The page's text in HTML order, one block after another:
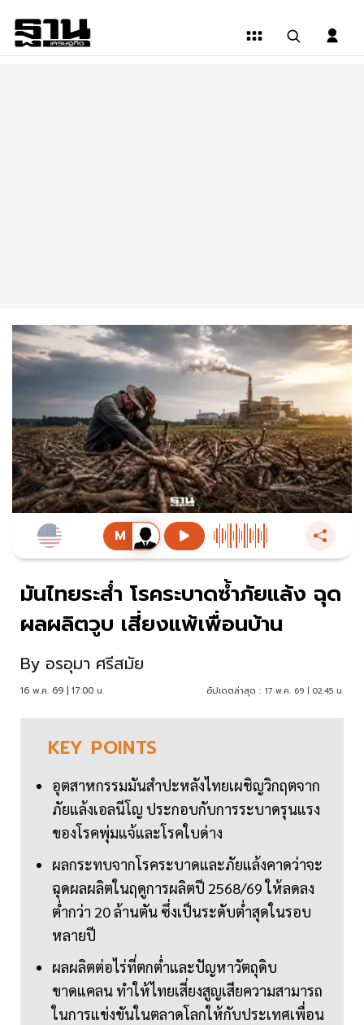
มันไทยระส่ำ โรคระบาดซ้ำภัยแล้ง ฉุด
ผลผลิตวูบ เสี่ยงแพ้เพื่อนบ้าน
By อรอุมา ศรีสมัย
16 พ.ค. 69 | 17:00 น. อัปเดตล่าสุด : 17 พ.ค. 69 | 02:45 น.
KEY POINTS
อุตสาหกรรมมันสำปะหลังไทยเผชิญวิกฤตจาก
ภัยแล้งเอลนีโญ ประกอบกับการระบาดรุนแรง
ของโรคพุ่มแจ้และโรคใบด่าง
ผลกระทบจากโรคระบาดและภัยแล้งคาดว่าจะ
ฉุดผลผลิตในฤดูการผลิตปี 2568/69 ให้ลดลง
ต่ำกว่า 20 ล้านตัน ซึ่งเป็นระดับต่ำสุดในรอบ
หลายปี
ผลผลิตต่อไร่ที่ตกต่ำและปัญหาวัตถุดิบ
ขาดแคลน ทำให้ไทยเสี่ยงสูญเสียความสามารถ
ในการแข่งขันในตลาดโลกให้กับประเทศเพื่อน